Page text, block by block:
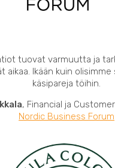
tuovat varmuutta ja
aikaa. Ikään kuin
käsipareja töihin.
, Financial ja
Nordic Business Forum